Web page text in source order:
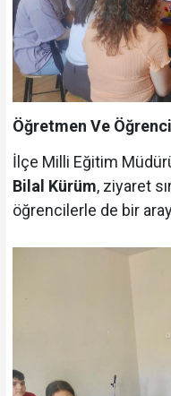
Öğretmen Ve
İlçe Milli Eğitim
Bilal Kürüm, ziyaret
öğrencilerle de bir